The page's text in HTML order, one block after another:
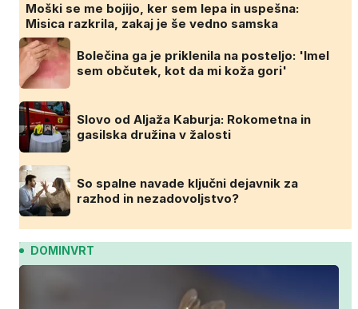
Moški se me bojijo, ker sem lepa in uspešna:
Misica razkrila, zakaj je še vedno samska
Bolečina ga je priklenila na posteljo: 'Imel
sem občutek, kot da mi koža gori'
Slovo od Aljaža Kaburja: Rokometna in
gasilska družina v žalosti
So spalne navade ključni dejavnik za
razhod in nezadovoljstvo?
DOMINVRT